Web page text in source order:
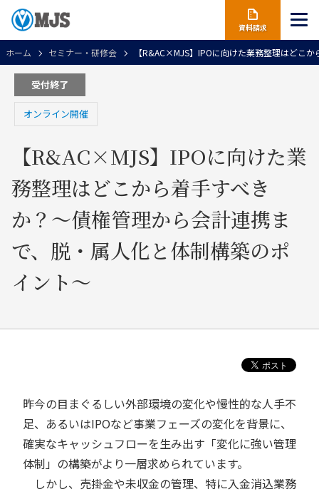
資料請求
ホーム セミナー・研修会 【R&AC×MJS】IPOに向けた業務整理はどこ
受付終了
オンライン開催
【R&AC×MJS】IPOに向けた業
務整理はどこから着手すべき
か？～債権管理から会計連携ま
で、脱・属人化と体制構築のポ
イント～
昨今の目まぐるしい外部環境の変化や慢性的な人手不
足、あるいはIPOなど事業フェーズの変化を背景に、
確実なキャッシュフローを生み出す「変化に強い管理
体制」の構築がより一層求められています。
しかし、売掛金や未収金の管理、特に入金消込業務